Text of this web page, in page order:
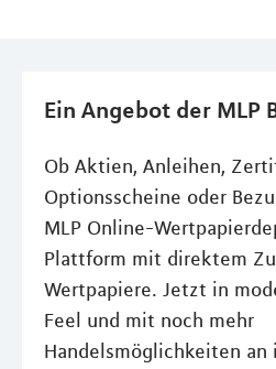
Ein Angebot der MLP
Ob Aktien, Anleihen,
Optionsscheine oder
MLP Online-
Plattform mit direktem
Wertpapiere. Jetzt in
Feel und mit noch mehr
Handelsmöglichkeiten